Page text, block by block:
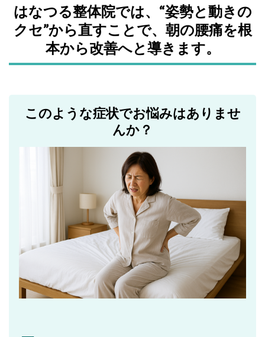
はなつる整体院では、“姿勢と動きの
クセ”から直すことで、朝の腰痛を根
本から改善へと導きます。
このような症状でお悩みはありませ
んか？